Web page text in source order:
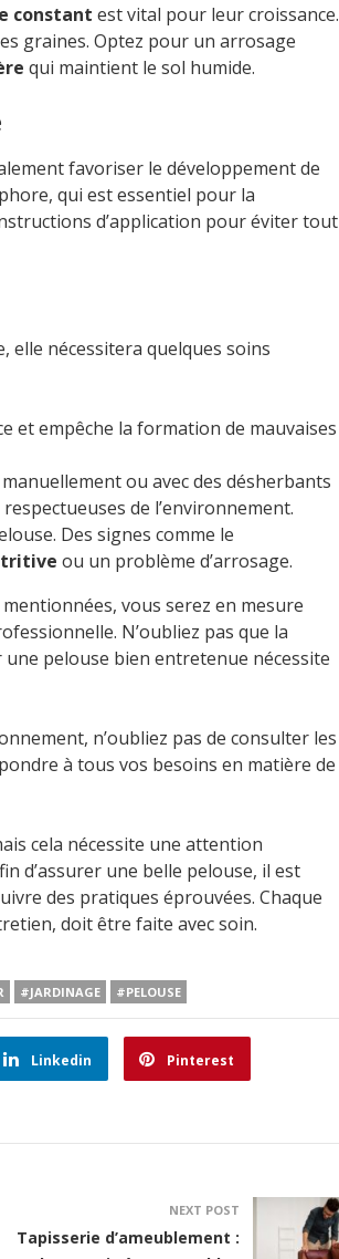
constant est vital pour leur croissance.
graines. Optez pour un arrosage
qui maintient le sol humide.
favoriser le développement de
qui est essentiel pour la
d’application pour éviter tout
elle nécessitera quelques soins
et empêche la formation de mauvaises
ou avec des désherbants
de l’environnement.
Des signes comme le
ou un problème d’arrosage.
vous serez en mesure
N’oubliez pas que la
pelouse bien entretenue nécessite
n’oubliez pas de consulter les
à tous vos besoins en matière de
cela nécessite une attention
d’assurer une belle pelouse, il est
des pratiques éprouvées. Chaque
doit être faite avec soin.
#JARDINAGE #PELOUSE
Linkedin Pinterest
NEXT POST
Tapisserie d’ameublement :